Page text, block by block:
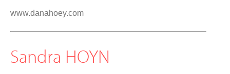
www.danahoey.com
Sandra HOYN